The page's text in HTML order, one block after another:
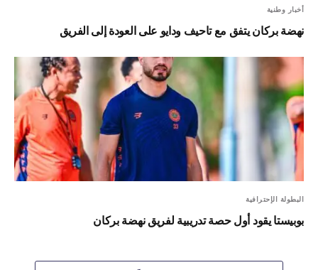
أخبار وطنية
نهضة بركان يتفق مع تاحيف ودايو على العودة إلى الفريق
البطولة الإحترافية
بوبيستا يقود أول حصة تدريبية لفريق نهضة بركان